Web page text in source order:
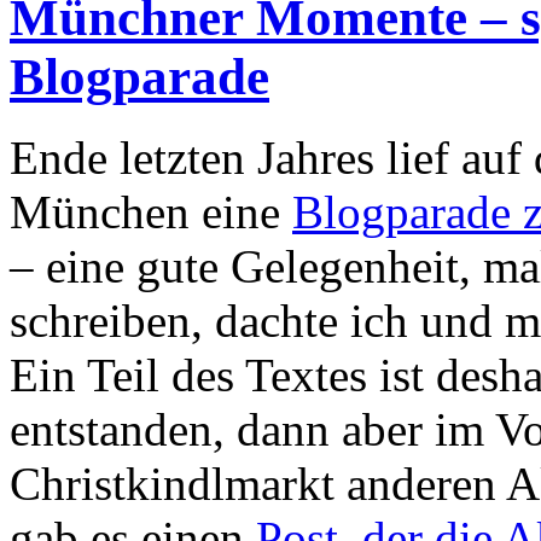
Münchner Momente –
Blogparade
Ende letzten Jahres lief
München eine Blogparade
– eine gute Gelegenheit,
schreiben, dachte ich und
Ein Teil des Textes ist
entstanden, dann aber im
Christkindlmarkt anderen